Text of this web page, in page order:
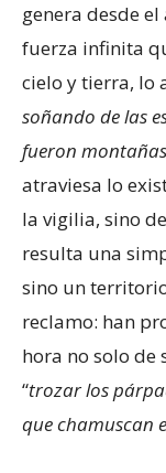
genera desde
fuerza infinita
cielo y tierra, lo
soñando de las
fueron
atraviesa lo
la vigilia, sino
resulta una
sino un
reclamo: han
hora no solo de
“trozar los
que chamuscan